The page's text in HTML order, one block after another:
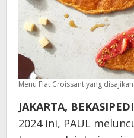
Menu Flat Croissant yang
JAKARTA,
2024 ini, PAUL